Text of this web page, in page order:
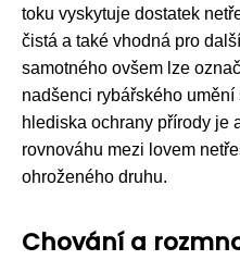
toku vyskytuje dostatek
čistá a také vhodná pro
samotného ovšem lze
nadšenci rybářského
hlediska ochrany přírody je
rovnováhu mezi lovem
ohroženého druhu.
Chování a